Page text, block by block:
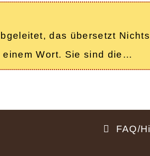
das übersetzt
Wort. Sie sind die…
FAQ/